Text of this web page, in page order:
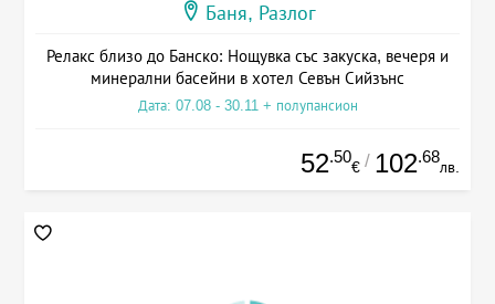
Баня, Разлог
Релакс близо до Банско: Нощувка със закуска, вечеря и
минерални басейни в хотел Севън Сийзънс
Дата: 07.08 - 30.11 + полупансион
52.50
€ / 102.68
лв.